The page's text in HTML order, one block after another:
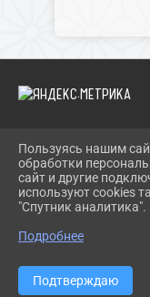
2026 Г. IBRBIB.RU
ВХОД
КАРТА САЙТА
ПОЛИТИКА
СДЕЛАНО НА
Пользуясь нашим
обработки
сайт и другие
используют cookies
"Спутник аналитика".
Подробнее
Подтверждаю